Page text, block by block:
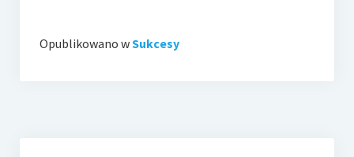
Opublikowano wSukcesy